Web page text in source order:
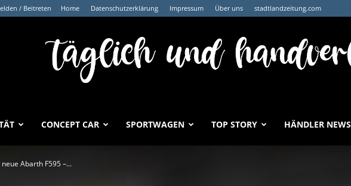
/ Beitreten Home Datenschutzerklärung Impressum Über uns stadtlandzeitung.com
CONCEPT CAR SPORTWAGEN TOP STORY HÄNDLER NEWS
Abarth F595 –...